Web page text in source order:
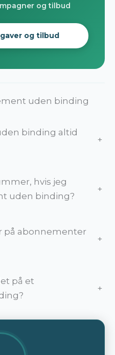
og tilbud
og tilbud
uden binding
binding altid
+
hvis jeg
uden binding?
+
på abonnementer
+
på et
+